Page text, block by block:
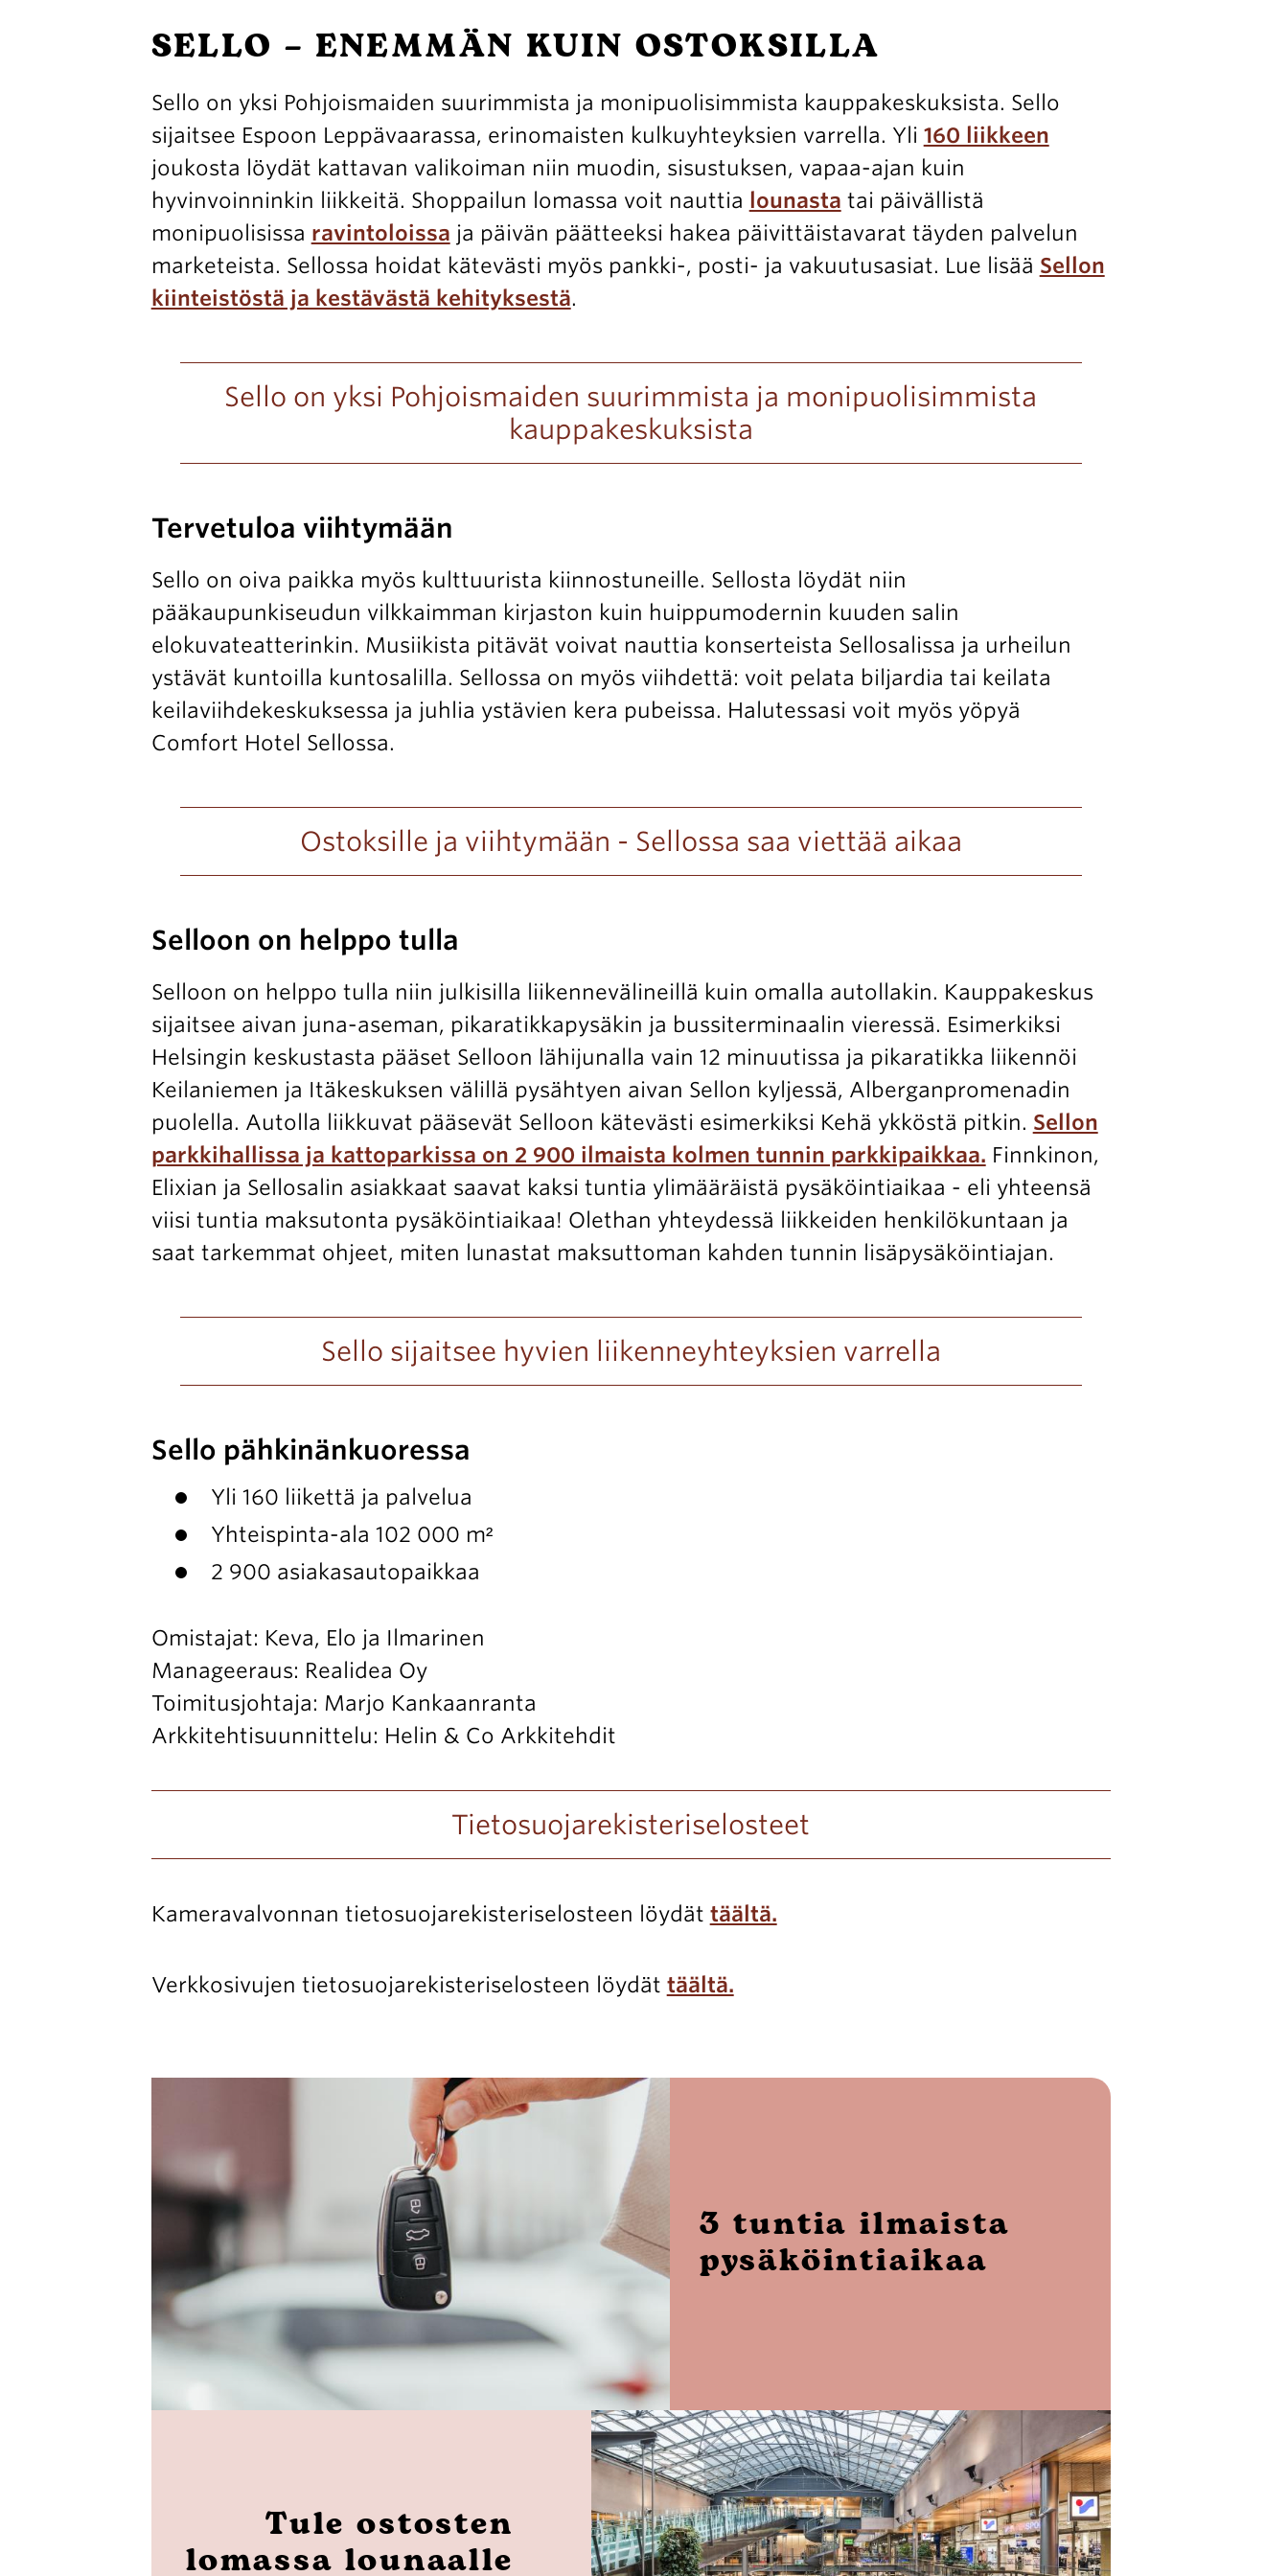
Avoimet
työpaikat
Yhteystiedot
SELLO – ENEMMÄN KUIN OSTOKSILLA
Sello on yksi Pohjoismaiden suurimmista ja monipuolisimmista kauppakeskuksista. Sello
sijaitsee Espoon Leppävaarassa, erinomaisten kulkuyhteyksien varrella. Yli 160 liikkeen
joukosta löydät kattavan valikoiman niin muodin, sisustuksen, vapaa-ajan kuin
hyvinvoinninkin liikkeitä. Shoppailun lomassa voit nauttia lounasta tai päivällistä
monipuolisissa ravintoloissa ja päivän päätteeksi hakea päivittäistavarat täyden palvelun
marketeista. Sellossa hoidat kätevästi myös pankki-, posti- ja vakuutusasiat. Lue lisää Sellon
kiinteistöstä ja kestävästä kehityksestä.
Sello on yksi Pohjoismaiden suurimmista ja monipuolisimmista
kauppakeskuksista
Tervetuloa viihtymään
Sello on oiva paikka myös kulttuurista kiinnostuneille. Sellosta löydät niin
pääkaupunkiseudun vilkkaimman kirjaston kuin huippumodernin kuuden salin
elokuvateatterinkin. Musiikista pitävät voivat nauttia konserteista Sellosalissa ja urheilun
ystävät kuntoilla kuntosalilla. Sellossa on myös viihdettä: voit pelata biljardia tai keilata
keilaviihdekeskuksessa ja juhlia ystävien kera pubeissa. Halutessasi voit myös yöpyä
Comfort Hotel Sellossa.
Ostoksille ja viihtymään - Sellossa saa viettää aikaa
Selloon on helppo tulla
Selloon on helppo tulla niin julkisilla liikennevälineillä kuin omalla autollakin. Kauppakeskus
sijaitsee aivan juna-aseman, pikaratikkapysäkin ja bussiterminaalin vieressä. Esimerkiksi
Helsingin keskustasta pääset Selloon lähijunalla vain 12 minuutissa ja pikaratikka liikennöi
Keilaniemen ja Itäkeskuksen välillä pysähtyen aivan Sellon kyljessä, Alberganpromenadin
puolella. Autolla liikkuvat pääsevät Selloon kätevästi esimerkiksi Kehä ykköstä pitkin. Sellon
parkkihallissa ja kattoparkissa on 2 900 ilmaista kolmen tunnin parkkipaikkaa. Finnkinon,
Elixian ja Sellosalin asiakkaat saavat kaksi tuntia ylimääräistä pysäköintiaikaa - eli yhteensä
viisi tuntia maksutonta pysäköintiaikaa! Olethan yhteydessä liikkeiden henkilökuntaan ja
saat tarkemmat ohjeet, miten lunastat maksuttoman kahden tunnin lisäpysäköintiajan.
Sello sijaitsee hyvien liikenneyhteyksien varrella
Sello pähkinänkuoressa
Yli 160 liikettä ja palvelua
Yhteispinta-ala 102 000 m²
2 900 asiakasautopaikkaa
Omistajat: Keva, Elo ja Ilmarinen
Manageeraus: Realidea Oy
Toimitusjohtaja: Marjo Kankaanranta
Arkkitehtisuunnittelu: Helin & Co Arkkitehdit
Tietosuojarekisteriselosteet
Kameravalvonnan tietosuojarekisteriselosteen löydät täältä.
Verkkosivujen tietosuojarekisteriselosteen löydät täältä.
3 tuntia ilmaista
pysäköintiaikaa
Tule ostosten
lomassa lounaalle